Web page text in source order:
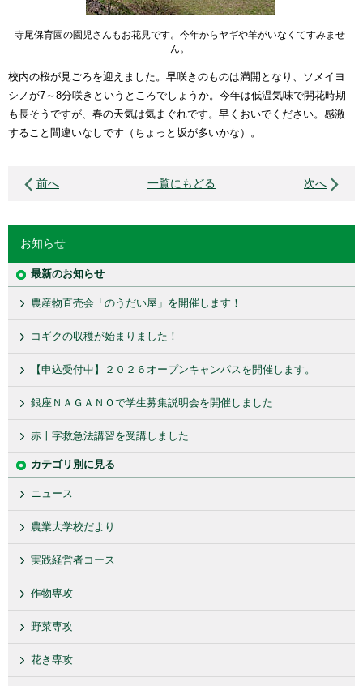
寺尾保育園の園児さんもお花見です。今年からヤギや羊がいなくてすみませ
ん。
校内の桜が見ごろを迎えました。早咲きのものは満開となり、ソメイヨ
シノが7～8分咲きというところでしょうか。今年は低温気味で開花時期
も長そうですが、春の天気は気まぐれです。早くおいでください。感激
すること間違いなしです（ちょっと坂が多いかな）。
前へ 一覧にもどる 次へ
お知らせ
最新のお知らせ
農産物直売会「のうだい屋」を開催します！
コギクの収穫が始まりました！
【申込受付中】２０２６オープンキャンパスを開催します。
銀座ＮＡＧＡＮＯで学生募集説明会を開催しました
赤十字救急法講習を受講しました
カテゴリ別に見る
ニュース
農業大学校だより
実践経営者コース
作物専攻
野菜専攻
花き専攻